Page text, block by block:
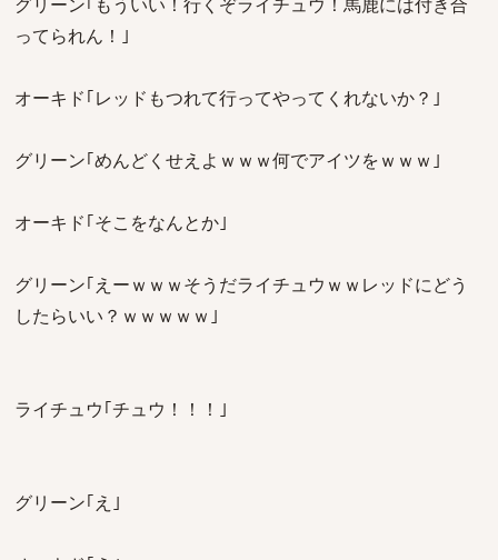
ってられん！｣
オーキド｢レッドもつれて行ってやってくれないか？｣
グリーン｢めんどくせえよｗｗｗ何でアイツをｗｗｗ｣
オーキド｢そこをなんとか｣
グリーン｢えーｗｗｗそうだライチュウｗｗレッドにどう
したらいい？ｗｗｗｗｗ｣
ライチュウ｢チュウ！！！｣
グリーン｢え｣